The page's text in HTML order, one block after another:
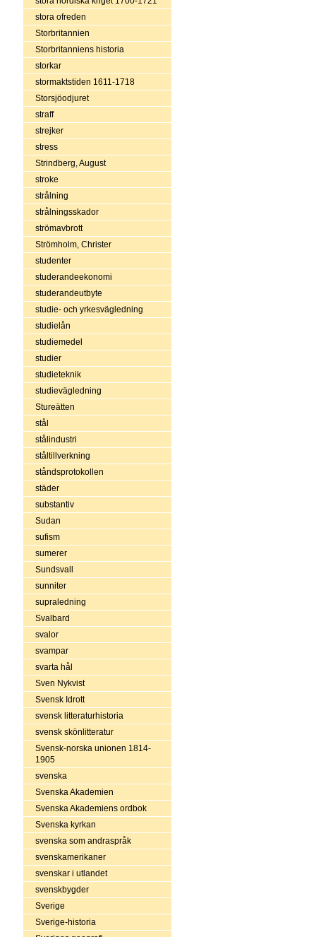
stora ofreden
Storbritannien
Storbritanniens historia
storkar
stormaktstiden 1611-1718
Storsjöodjuret
straff
strejker
stress
Strindberg, August
stroke
strålning
strålningsskador
strömavbrott
Strömholm, Christer
studenter
studerandeekonomi
studerandeutbyte
studie- och yrkesvägledning
studielån
studiemedel
studier
studieteknik
studievägledning
Stureätten
stål
stålindustri
ståltillverkning
ståndsprotokollen
städer
substantiv
Sudan
sufism
sumerer
Sundsvall
sunniter
supraledning
Svalbard
svalor
svampar
svarta hål
Sven Nykvist
Svensk Idrott
svensk litteraturhistoria
svensk skönlitteratur
Svensk-norska unionen 1814-
1905
svenska
Svenska Akademien
Svenska Akademiens ordbok
Svenska kyrkan
svenska som andraspråk
svenskamerikaner
svenskar i utlandet
svenskbygder
Sverige
Sverige-historia